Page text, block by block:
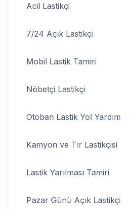
Acil Lastikçi
7/24 Açık Lastikçi
Mobil Lastik Tamiri
Nöbetçi Lastikçi
Otoban Lastik Yol Yardım
Kamyon ve Tır Lastikçisi
Lastik Yarılması Tamiri
Pazar Günü Açık Lastikçi